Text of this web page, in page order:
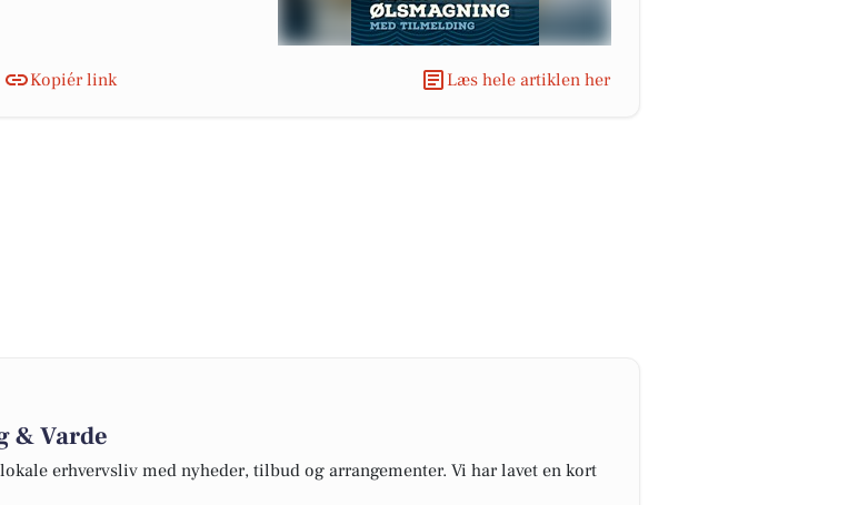
Kopiér link Læs hele artiklen her
& Varde
erhvervsliv med nyheder, tilbud og arrangementer. Vi har lavet en kort